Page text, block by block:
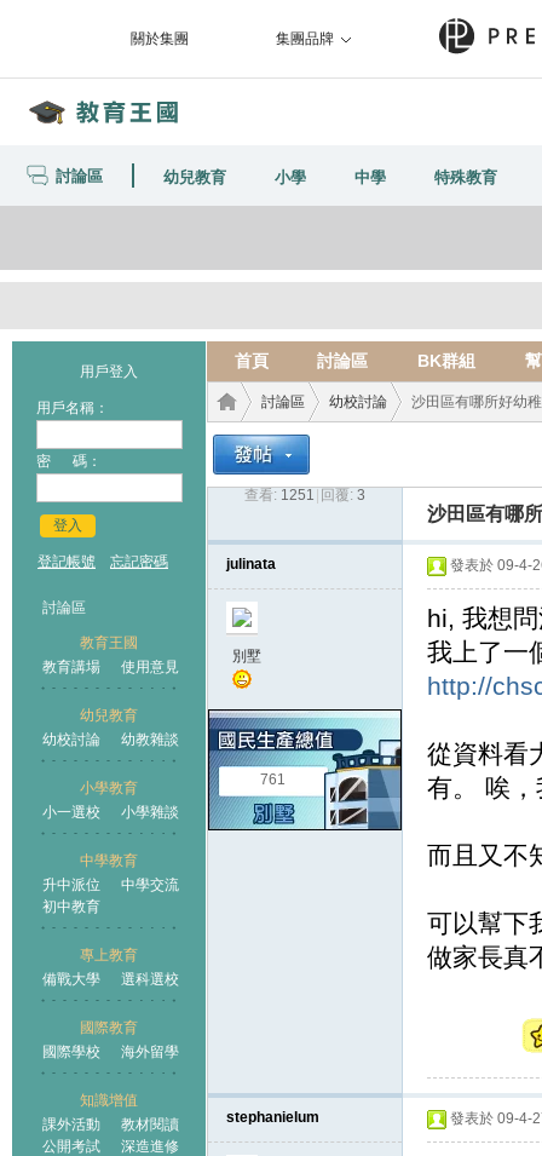
關於集團 集團品牌
討論區 幼兒教育 小學 中學 特殊教育
用戶登入
用戶名稱：
密 碼：
登入
登記帳號 忘記密碼
討論區
教育王國
教育講場
使用意見
幼兒教育
幼校討論
幼教雜談
小學教育
小一選校
小學雜談
中學教育
升中派位
中學交流
初中教育
專上教育
備戰大學
選科選校
國際教育
國際學校
海外留學
知識增值
課外活動
教材閱讀
公開考試
深造進修
首頁 討論區 BK群組
王國
討論區
›
幼校討論 沙田區有哪所好幼
查看: 1251 回覆: 3
沙田區有哪
julinata
別墅
761
發表於 09-4-
hi, 我想
我上了一
http://
從資料看
有。 唉
而且又不
可以幫下
做家長真
stephanielum 發表於 09-4-